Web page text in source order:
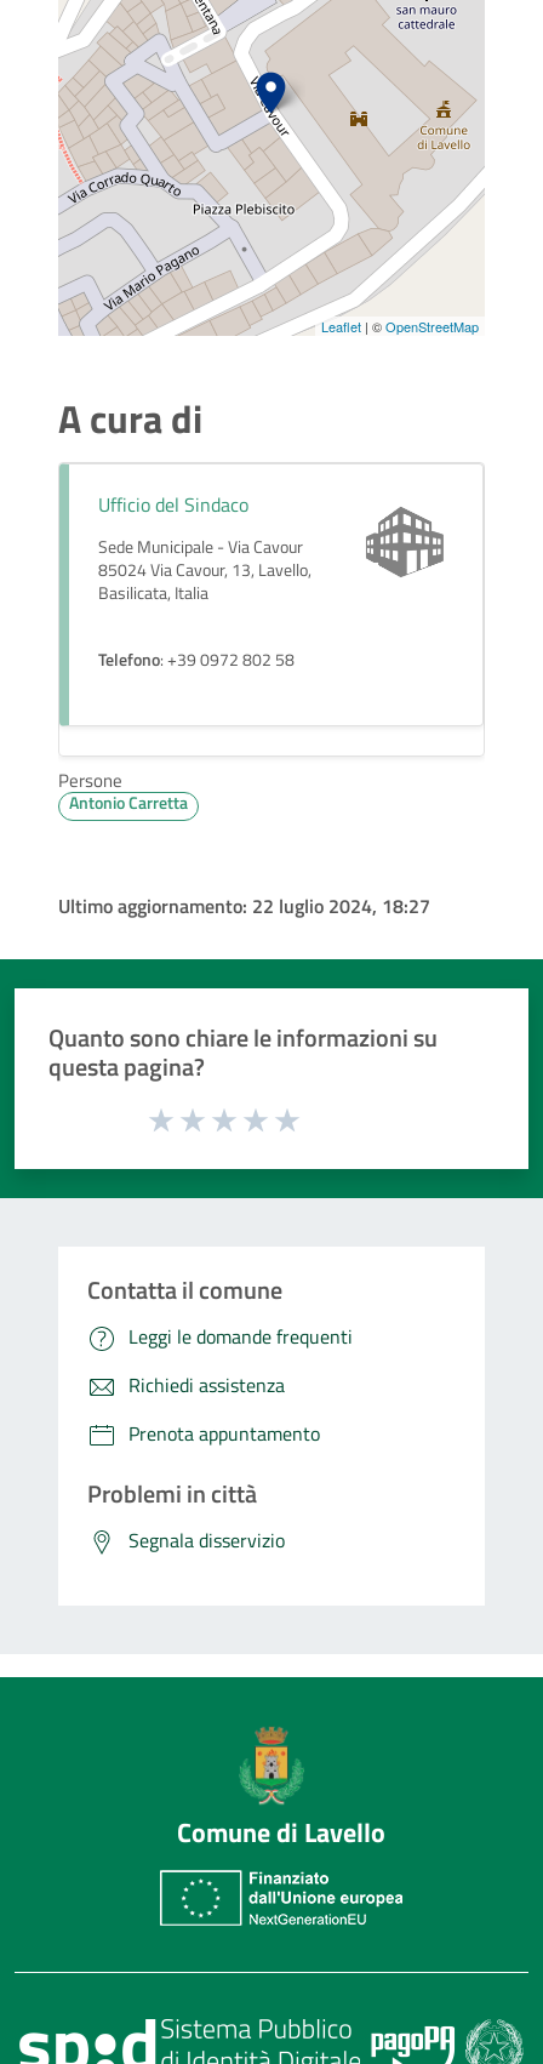
Leaflet | ©OpenStreetMap
A cura di
Ufficio del Sindaco
Sede Municipale - Via Cavour
85024 Via Cavour, 13, Lavello,
Basilicata, Italia
Telefono: +39 0972 802 58
Persone
Antonio Carretta
Ultimo aggiornamento: 22 luglio 2024, 18:27
Quanto sono chiare le informazioni su
questa pagina?
Valuta da 1 a 5 stelle la pagina
Contatta il comune
Leggi le domande frequenti
Richiedi assistenza
Prenota appuntamento
Problemi in città
Segnala disservizio
Comune di Lavello